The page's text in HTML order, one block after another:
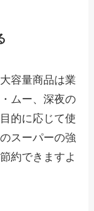
容量商品は業
ムー、深夜の
的に応じて使
スーパーの強
約できますよ